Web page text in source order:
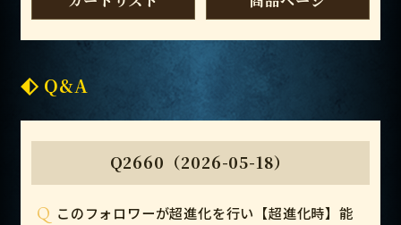
Q&A
Q2660（2026-05-18）
Q このフォロワーが超進化を行い【超進化時】能